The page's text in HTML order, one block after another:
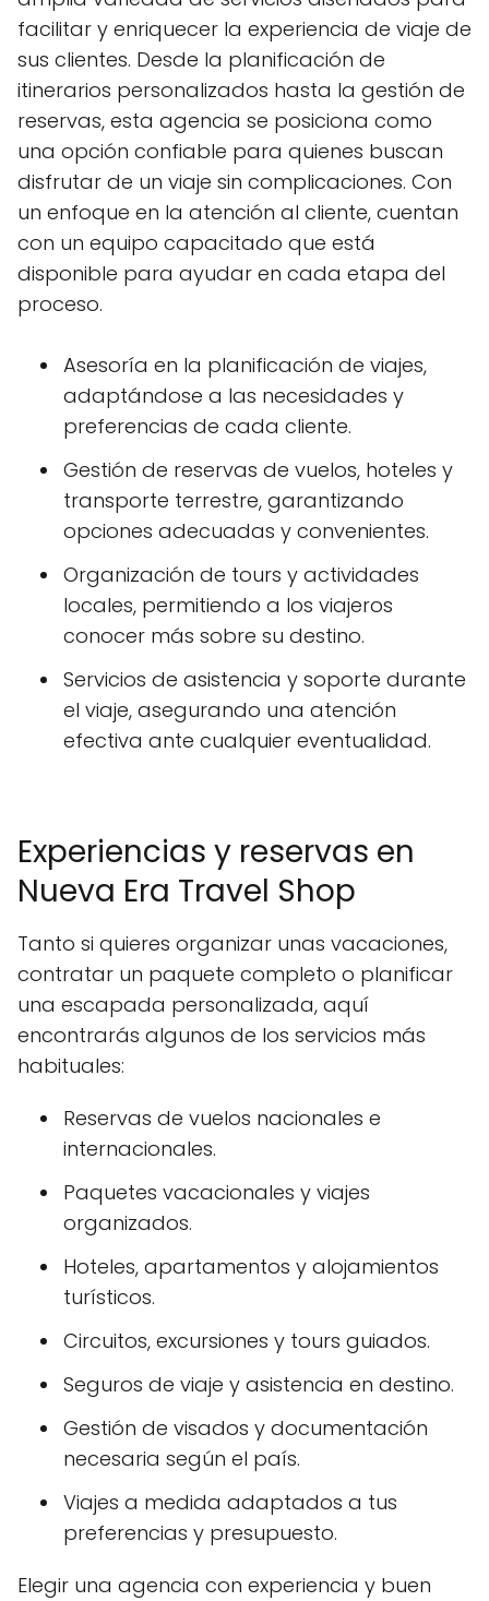
facilitar y enriquecer la experiencia de viaje de
sus clientes. Desde la planificación de
itinerarios personalizados hasta la gestión de
reservas, esta agencia se posiciona como
una opción confiable para quienes buscan
disfrutar de un viaje sin complicaciones. Con
un enfoque en la atención al cliente, cuentan
con un equipo capacitado que está
disponible para ayudar en cada etapa del
proceso.
Asesoría en la planificación de viajes,
adaptándose a las necesidades y
preferencias de cada cliente.
Gestión de reservas de vuelos, hoteles y
transporte terrestre, garantizando
opciones adecuadas y convenientes.
Organización de tours y actividades
locales, permitiendo a los viajeros
conocer más sobre su destino.
Servicios de asistencia y soporte durante
el viaje, asegurando una atención
efectiva ante cualquier eventualidad.
Experiencias y reservas en
Nueva Era Travel Shop
Tanto si quieres organizar unas vacaciones,
contratar un paquete completo o planificar
una escapada personalizada, aquí
encontrarás algunos de los servicios más
habituales:
Reservas de vuelos nacionales e
internacionales.
Paquetes vacacionales y viajes
organizados.
Hoteles, apartamentos y alojamientos
turísticos.
Circuitos, excursiones y tours guiados.
Seguros de viaje y asistencia en destino.
Gestión de visados y documentación
necesaria según el país.
Viajes a medida adaptados a tus
preferencias y presupuesto.
Elegir una agencia con experiencia y buen